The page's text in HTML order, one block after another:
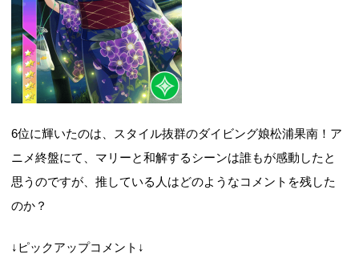
6位に輝いたのは、スタイル抜群のダイビング娘松浦果南！ア
ニメ終盤にて、マリーと和解するシーンは誰もが感動したと
思うのですが、推している人はどのようなコメントを残した
のか？
↓ピックアップコメント↓